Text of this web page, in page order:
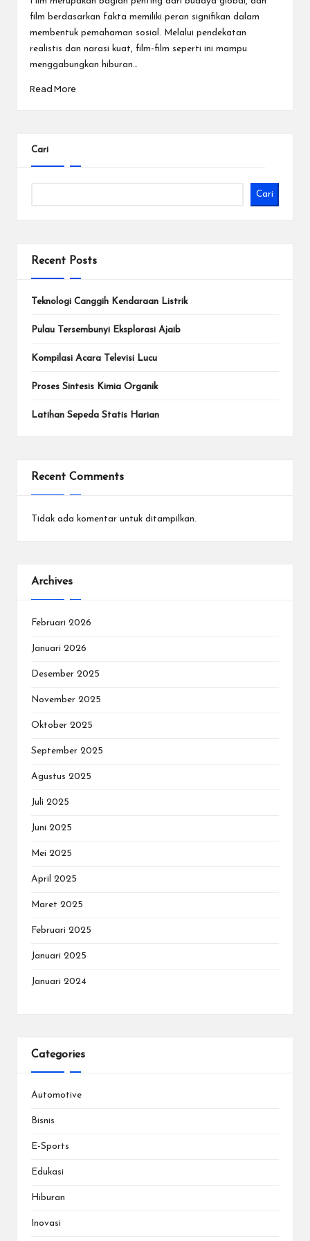
film berdasarkan fakta memiliki peran signifikan dalam
membentuk pemahaman sosial. Melalui pendekatan
realistis dan narasi kuat, film-film seperti ini mampu
menggabungkan hiburan…
Read More
Cari
Cari
Recent Posts
Teknologi Canggih Kendaraan Listrik
Pulau Tersembunyi Eksplorasi Ajaib
Kompilasi Acara Televisi Lucu
Proses Sintesis Kimia Organik
Latihan Sepeda Statis Harian
Recent Comments
Tidak ada komentar untuk ditampilkan.
Archives
Februari 2026
Januari 2026
Desember 2025
November 2025
Oktober 2025
September 2025
Agustus 2025
Juli 2025
Juni 2025
Mei 2025
April 2025
Maret 2025
Februari 2025
Januari 2025
Januari 2024
Categories
Automotive
Bisnis
E-Sports
Edukasi
Hiburan
Inovasi